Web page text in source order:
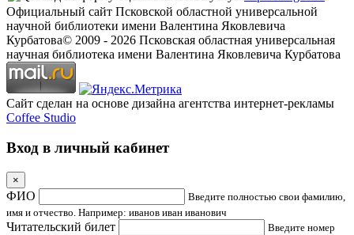
Официальный сайт Псковской областной универсальной
научной библиотеки имени Валентина Яковлевича
Курбатова© 2009 - 2026 Псковская областная универсальная
научная библиотека имени Валентина Яковлевича Курбатова
Сайт сделан на основе дизайна агентства интернет-рекламы
Coffee Studio
Вход в личный кабинет
×
ФИО
Введите полностью свои фамилию,
имя и отчество. Например: иванов иван иванович
Читательский билет
Введите номер